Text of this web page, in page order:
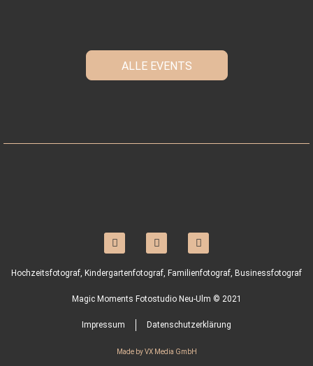
ALLE EVENTS
Hochzeitsfotograf, Kindergartenfotograf, Familienfotograf, Businessfotograf
Magic Moments Fotostudio Neu-Ulm © 2021
Impressum Datenschutzerklärung
Made by VX Media GmbH